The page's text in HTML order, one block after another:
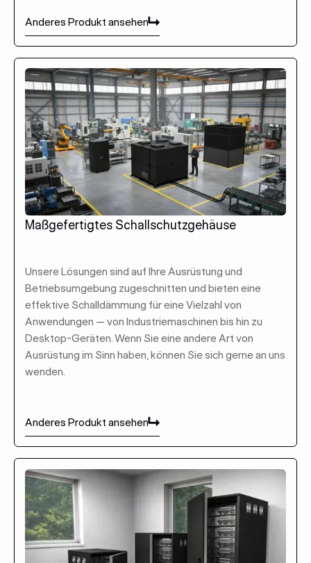
Anderes Produkt ansehen
Anderes Produkt ansehen
Maßgefertigtes Schallschutzgehäuse
Unsere Lösungen sind auf Ihre Ausrüstung und
Betriebsumgebung zugeschnitten und bieten eine
effektive Schalldämmung für eine Vielzahl von
Anwendungen — von Industriemaschinen bis hin zu
Desktop-Geräten. Wenn Sie eine andere Art von
Ausrüstung im Sinn haben, können Sie sich gerne an uns
wenden.
Anderes Produkt ansehen
Anderes Produkt ansehen